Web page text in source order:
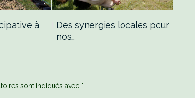
à
Des synergies locales pour
nos…
sont indiqués avec *